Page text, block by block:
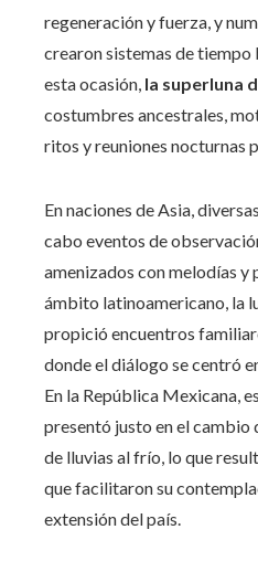
regeneración y fuerza, y
crearon sistemas de tiempo
esta ocasión, la superluna
costumbres ancestrales,
ritos y reuniones nocturnas
En naciones de Asia,
cabo eventos de
amenizados con melodías y
ámbito latinoamericano, la
propició encuentros
donde el diálogo se centró
En la República Mexicana,
presentó justo en el cambio
de lluvias al frío, lo que
que facilitaron su
extensión del país.